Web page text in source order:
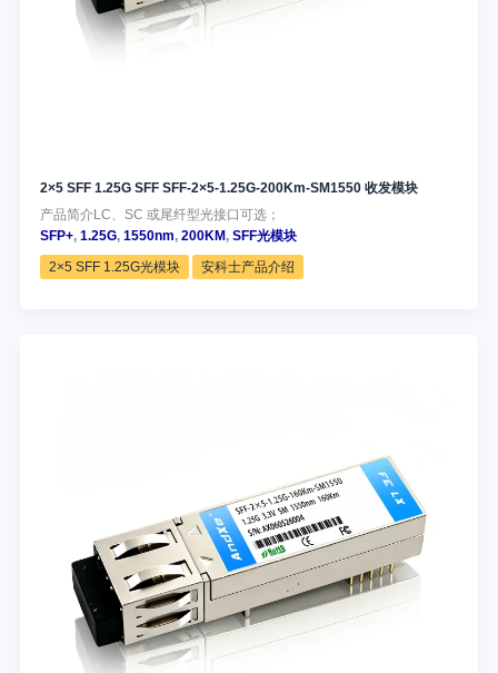
2×5 SFF 1.25G SFF SFF-2×5-1.25G-200Km-SM1550 收发模块
产品简介LC、SC 或尾纤型光接口可选；
SFP+,1.25G,1550nm,200KM,SFF光模块
2×5 SFF 1.25G光模块 安科士产品介绍